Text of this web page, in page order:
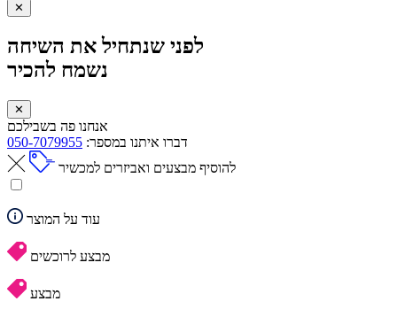
✕
לפני שנתחיל את השיחה
נשמח להכיר
✕
אנחנו פה בשבילכם
דברו איתנו במספר: 050-7079955
להוסיף מבצעים ואביזרים למכשיר
עוד על המוצר
מבצע לרוכשים
מבצע